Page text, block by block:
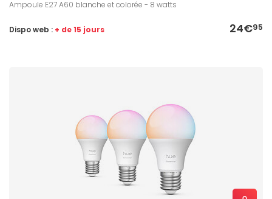
Ampoule E27 A60 blanche et colorée - 8 watts
24€95
Dispo web : + de 15 jours